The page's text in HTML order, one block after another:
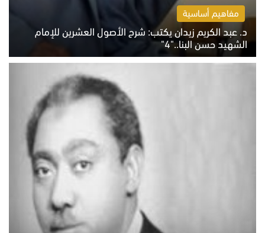
مفاهيم أساسية
د. عبد الكريم زيدان يكتب: شرح الأصول العشرين للإمام
الشهيد حسن البنا.."4"
الخميس 6 أغسطس 2026 10:27 ص